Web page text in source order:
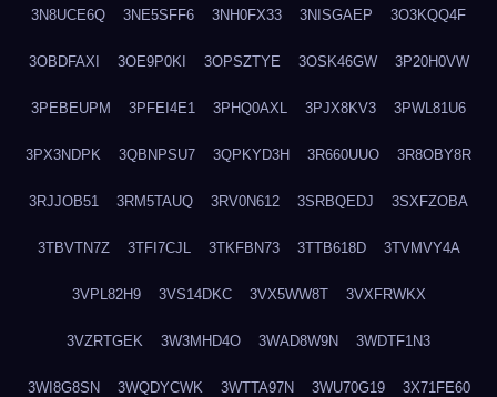
3N8UCE6Q 3NE5SFF6 3NH0FX33 3NISGAEP 3O3KQQ4F
3OBDFAXI 3OE9P0KI 3OPSZTYE 3OSK46GW 3P20H0VW
3PEBEUPM 3PFEI4E1 3PHQ0AXL 3PJX8KV3 3PWL81U6
3PX3NDPK 3QBNPSU7 3QPKYD3H 3R660UUO 3R8OBY8R
3RJJOB51 3RM5TAUQ 3RV0N612 3SRBQEDJ 3SXFZOBA
3TBVTN7Z 3TFI7CJL 3TKFBN73 3TTB618D 3TVMVY4A
3VPL82H9 3VS14DKC 3VX5WW8T 3VXFRWKX
3VZRTGEK 3W3MHD4O 3WAD8W9N 3WDTF1N3
3WI8G8SN 3WQDYCWK 3WTTA97N 3WU70G19 3X71FE60